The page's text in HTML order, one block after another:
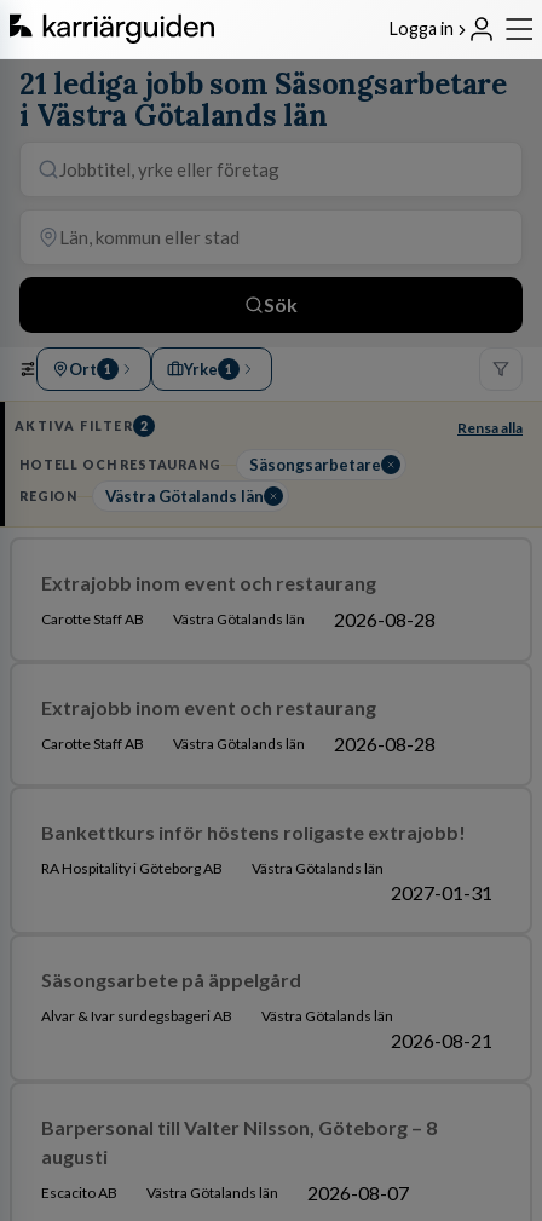
Logga in
21 lediga jobb som Säsongsarbetare
i Västra Götalands län
Sök
Ort 1 Yrke 1
AKTIVA FILTER 2 Rensa alla
HOTELL OCH RESTAURANG Säsongsarbetare
REGION Västra Götalands län
Extrajobb inom event och restaurang
Carotte Staff AB Västra Götalands län 2026-08-28
Extrajobb inom event och restaurang
Carotte Staff AB Västra Götalands län 2026-08-28
Bankettkurs inför höstens roligaste extrajobb!
RA Hospitality i Göteborg AB Västra Götalands län
2027-01-31
Säsongsarbete på äppelgård
Alvar & Ivar surdegsbageri AB Västra Götalands län
2026-08-21
Barpersonal till Valter Nilsson, Göteborg – 8
augusti
Escacito AB Västra Götalands län 2026-08-07